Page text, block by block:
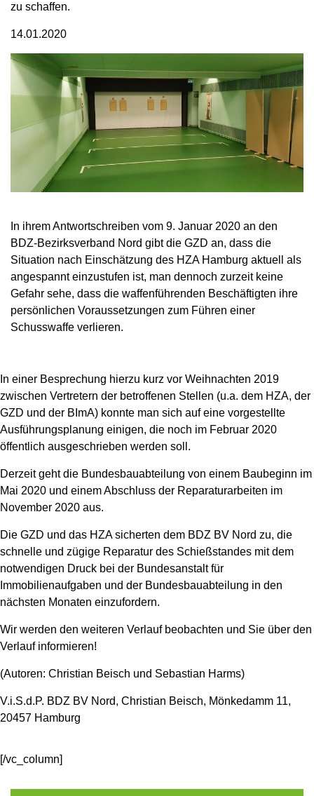
zu schaffen.
14.01.2020
In ihrem Antwortschreiben vom 9. Januar 2020 an den
BDZ-Bezirksverband Nord gibt die GZD an, dass die
Situation nach Einschätzung des HZA Hamburg aktuell als
angespannt einzustufen ist, man dennoch zurzeit keine
Gefahr sehe, dass die waffenführenden Beschäftigten ihre
persönlichen Voraussetzungen zum Führen einer
Schusswaffe verlieren.
In einer Besprechung hierzu kurz vor Weihnachten 2019
zwischen Vertretern der betroffenen Stellen (u.a. dem HZA, der
GZD und der BImA) konnte man sich auf eine vorgestellte
Ausführungsplanung einigen, die noch im Februar 2020
öffentlich ausgeschrieben werden soll.
Derzeit geht die Bundesbauabteilung von einem Baubeginn im
Mai 2020 und einem Abschluss der Reparaturarbeiten im
November 2020 aus.
Die GZD und das HZA sicherten dem BDZ BV Nord zu, die
schnelle und zügige Reparatur des Schießstandes mit dem
notwendigen Druck bei der Bundesanstalt für
Immobilienaufgaben und der Bundesbauabteilung in den
nächsten Monaten einzufordern.
Wir werden den weiteren Verlauf beobachten und Sie über den
Verlauf informieren!
(Autoren: Christian Beisch und Sebastian Harms)
V.i.S.d.P. BDZ BV Nord, Christian Beisch, Mönkedamm 11,
20457 Hamburg
[/vc_column]